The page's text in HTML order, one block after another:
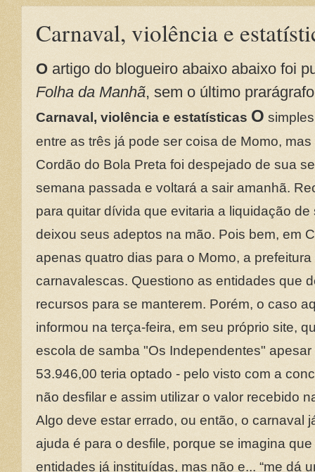
Carnaval, violência e
O artigo do blogueiro abaixo abaixo foi
Folha da Manhã, sem o último
Carnaval, violência e estatísticas O
entre as três já pode ser coisa de Momo,
Cordão do Bola Preta foi despejado de sua
semana passada e voltará a sair amanhã.
para quitar dívida que evitaria a liquidação
deixou seus adeptos na mão. Pois bem, em
apenas quatro dias para o Momo, a
carnavalescas. Questiono as entidades que
recursos para se manterem. Porém, o caso
informou na terça-feira, em seu próprio site,
escola de samba "Os Independentes"
53.946,00 teria optado - pelo visto com a
não desfilar e assim utilizar o valor recebido
Algo deve estar errado, ou então, o carnaval
ajuda é para o desfile, porque se imagina
entidades já instituídas, mas não e... “me dá